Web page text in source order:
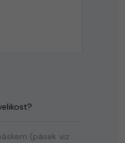
(pásek viz